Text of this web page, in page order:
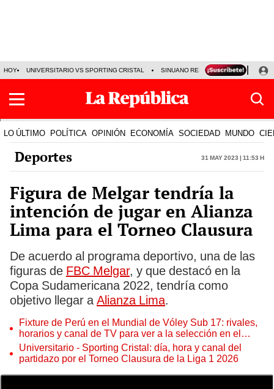
HOY UNIVERSITARIO VS SPORTING CRISTAL SINUANO RESULTADOS HOY
LO ÚLTIMO POLÍTICA OPINIÓN ECONOMÍA SOCIEDAD MUNDO
Deportes 31 May 2023 | 11:53 h
Figura de Melgar tendría la
intención de jugar en Alianza
Lima para el Torneo Clausura
De acuerdo al programa deportivo, una de las
figuras de FBC Melgar, y que destacó en la
Copa Sudamericana 2022, tendría como
objetivo llegar a Alianza Lima.
Fixture de Perú en el Mundial de Vóley Sub 17: rivales,
horarios y canal de TV para ver a la selección en el
torneo
Universitario - Sporting Cristal: día, hora y canal del
partidazo por el Torneo Clausura de la Liga 1 2026